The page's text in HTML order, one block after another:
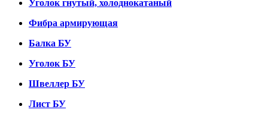
Уголок гнутый, холоднокатаный
Фибра армирующая
Балка БУ
Уголок БУ
Швеллер БУ
Лист БУ